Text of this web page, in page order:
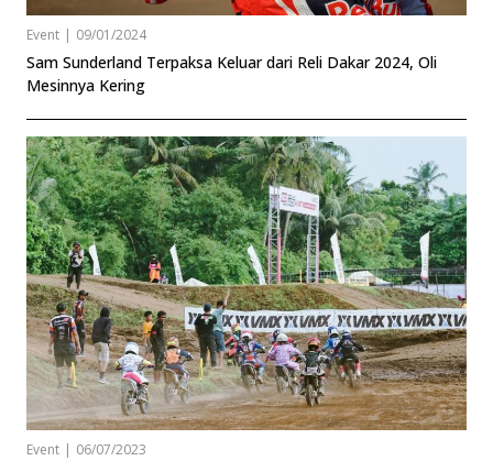
Event | 09/01/2024
Sam Sunderland Terpaksa Keluar dari Reli Dakar 2024, Oli
Mesinnya Kering
Event | 06/07/2023